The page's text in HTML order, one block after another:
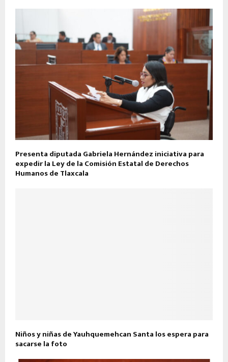
Presenta diputada Gabriela Hernández iniciativa para
expedir la Ley de la Comisión Estatal de Derechos
Humanos de Tlaxcala
Niños y niñas de Yauhquemehcan Santa los espera para
sacarse la foto